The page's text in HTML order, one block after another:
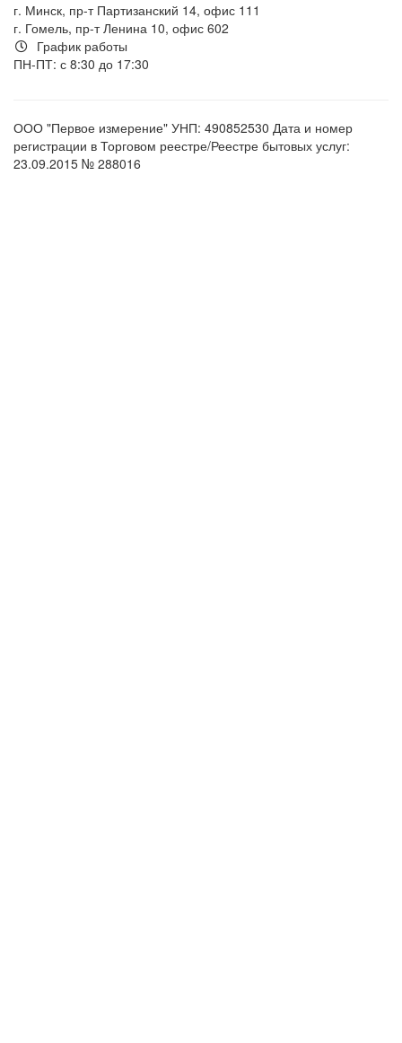
г. Минск, пр-т Партизанский 14, офис 111
г. Гомель, пр-т Ленина 10, офис 602
График работы
ПН-ПТ: с 8:30 до 17:30
ООО "Первое измерение" УНП: 490852530 Дата и номер
регистрации в Торговом реестре/Реестре бытовых услуг:
23.09.2015 № 288016